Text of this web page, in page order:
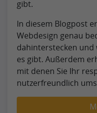
gibt.
In diesem Blogpost
Webdesign genau
dahinterstecken
es gibt. Außerdem
mit denen Sie Ihr
nutzerfreundlich